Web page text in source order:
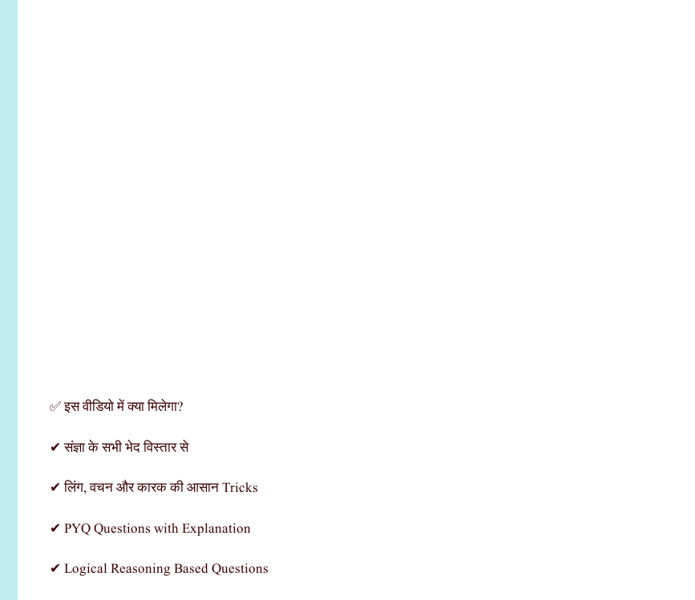
✅ इस वीडियो में क्या मिलेगा?
✔ संज्ञा के सभी भेद विस्तार से
✔ लिंग, वचन और कारक की आसान Tricks
✔ PYQ Questions with Explanation
✔ Logical Reasoning Based Questions